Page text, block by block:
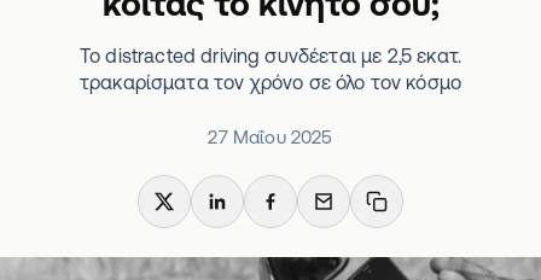
Το distracted driving συνδέεται με 2,5 εκατ.
τρακαρίσματα τον χρόνο σε όλο τον κόσμο
27 Μαΐου 2025
X LinkedInFacebook
Email Copy link